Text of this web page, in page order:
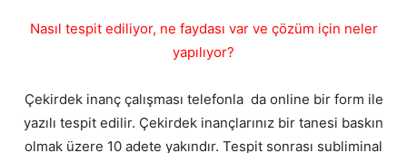
Nasıl tespit ediliyor, ne faydası var ve çözüm için neler
yapılıyor?
Çekirdek inanç çalışması telefonla da online bir form ile
yazılı tespit edilir. Çekirdek inançlarınız bir tanesi baskın
olmak üzere 10 adete yakındır. Tespit sonrası subliminal